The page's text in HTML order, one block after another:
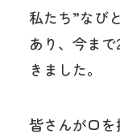
私たち”なび
あり、今ま
きました。
皆さんが口